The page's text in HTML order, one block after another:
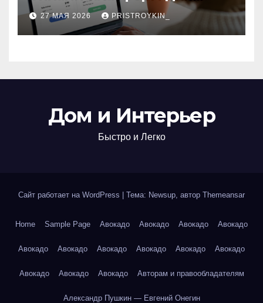
поиска авиабилетов и
железнодорожных
билетов
27 МАЯ 2026 PRISTROYKIN_
Дом и Интерьер
Быстро и Легко
Сайт работает на WordPress Тема: Newsup, автор Themeansar
Home Sample Page Авокадо Авокадо Авокадо Авокадо
Авокадо Авокадо Авокадо Авокадо Авокадо Авокадо
Авокадо Авокадо Авокадо Авторам и правообладателям
Александр Пушкин — Евгений Онегин